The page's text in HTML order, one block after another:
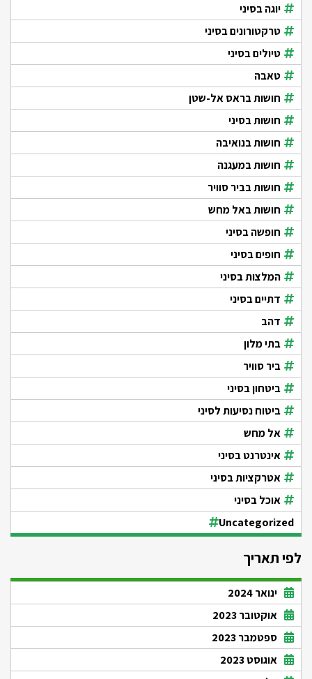
יוגה בסיני
טרקטורונים בסיני
טיולים בסיני
טאבה
חושות בראס אל-שטן
חושות בסיני
חושות בנואיבה
חושות במעגנה
חושות בביר סוויר
חושות באל מחש
חופשה בסיני
חופים בסיני
המלצות בסיני
דתיים בסיני
דהב
בתי מלון
ביר סוויר
ביטחון בסיני
ביטוח נסיעות לסיני
אל מחש
אינטרנט בסיני
אטרקציות בסיני
אוכל בסיני
Uncategorized
לפי תאריך
ינואר 2024
אוקטובר 2023
ספטמבר 2023
אוגוסט 2023